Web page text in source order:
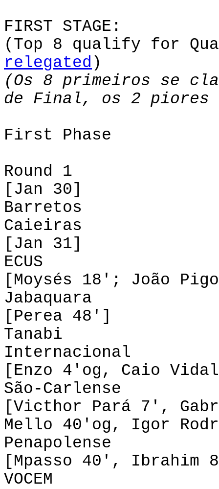
FIRST STAGE:
(Top 8 qualify for
relegated )
(Os 8 primeiros se
de Final, os 2 piores
First Phase
Round 1
[Jan 30]
Barretos 0-
Caieiras
[Jan 31]
ECUS 1-1
[Moysés 18'; João
Jabaquara
[Perea 48']
Tanabi 0-0
Internacional
[Enzo 4'og, Caio
São-Carlense
[Victhor Pará 7',
Mello 40'og, Igor
Penapolense
[Mpasso 40', Ibrahim
VOCEM 0-0